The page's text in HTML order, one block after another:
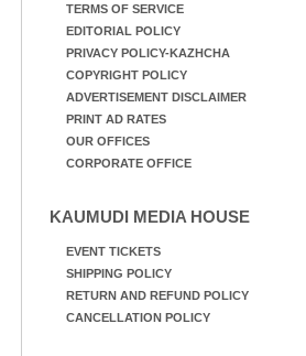
TERMS OF SERVICE
EDITORIAL POLICY
PRIVACY POLICY-KAZHCHA
COPYRIGHT POLICY
ADVERTISEMENT DISCLAIMER
PRINT AD RATES
OUR OFFICES
CORPORATE OFFICE
KAUMUDI MEDIA HOUSE
EVENT TICKETS
SHIPPING POLICY
RETURN AND REFUND POLICY
CANCELLATION POLICY